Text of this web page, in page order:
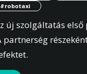
#robotaxi
új szolgáltatás első
partnerség